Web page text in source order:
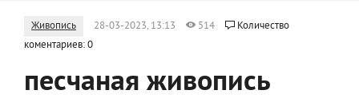
Живопись 28-03-2023, 13:13 514
Количество
коментариев: 0
песчаная живопись